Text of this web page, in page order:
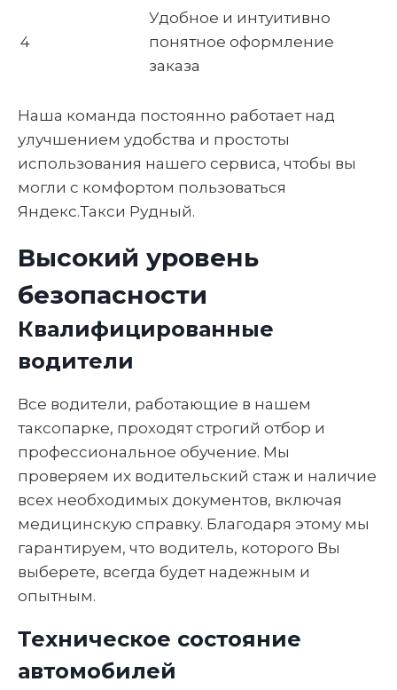
4
Удобное и интуитивно
понятное оформление
заказа
Наша команда постоянно работает над
улучшением удобства и простоты
использования нашего сервиса, чтобы вы
могли с комфортом пользоваться
Яндекс.Такси Рудный.
Высокий уровень
безопасности
Квалифицированные
водители
Все водители, работающие в нашем
таксопарке, проходят строгий отбор и
профессиональное обучение. Мы
проверяем их водительский стаж и наличие
всех необходимых документов, включая
медицинскую справку. Благодаря этому мы
гарантируем, что водитель, которого Вы
выберете, всегда будет надежным и
опытным.
Техническое состояние
автомобилей